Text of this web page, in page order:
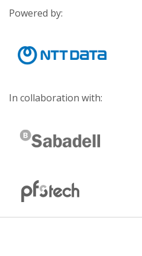
Powered by:
In collaboration with: